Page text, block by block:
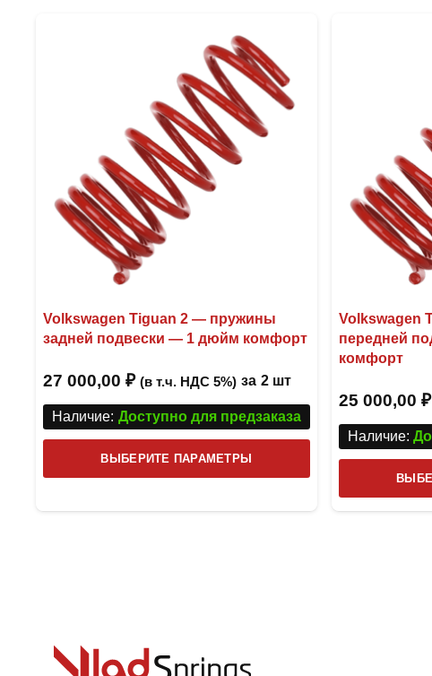
Volkswagen Tiguan 2 — пружины
задней подвески — 1 дюйм комфорт
27 000,00 ₽ (в т.ч. НДС 5%) за 2 шт
Наличие: Доступно для предзаказа
ВЫБЕРИТЕ ПАРАМЕТРЫ
товар
имеет
Volkswagen
передней
комфорт
25 000,00 ₽
Наличие: